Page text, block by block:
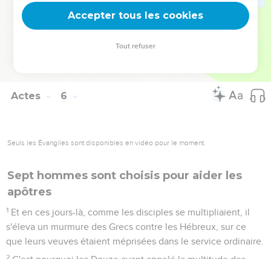
d'avoir été rendus dignes de souffrir des opprobres pour le
Nom de Jésus.
Et ils ne cessaient tous les jours d'enseigner, et
Actes 6
Seuls les Évangiles sont disponibles en vidéo pour le moment.
Sept hommes sont choisis pour aider les
apôtres
1 Et en ces jours-là, comme les disciples se multipliaient, il
s'éleva un murmure des Grecs contre les Hébreux, sur ce
que leurs veuves étaient méprisées dans le service ordinaire.
2
Accepter tous les cookies
Tout refuser